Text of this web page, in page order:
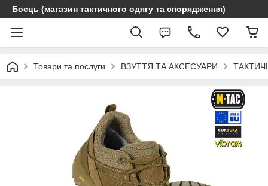
Боєць (магазин тактичного одягу та спорядження)
Товари та послуги ВЗУТТЯ ТА АКСЕСУАРИ